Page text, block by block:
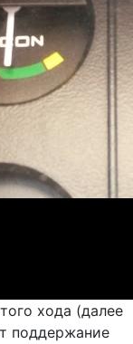
хода (далее
поддержание